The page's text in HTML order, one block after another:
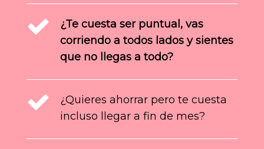
¿Te cuesta ser puntual, vas
corriendo a todos lados y sientes
que no llegas a todo?
¿Quieres ahorrar pero te cuesta
incluso llegar a fin de mes?